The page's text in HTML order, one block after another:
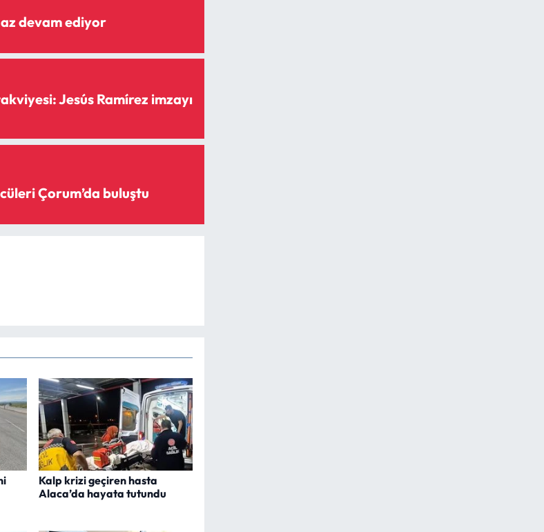
projesi’ tam gaz devam ediyor
Jesús Ramírez imzayı
Çorum’da buluştu
Kalp krizi geçiren hasta
Alaca’da hayata tutundu